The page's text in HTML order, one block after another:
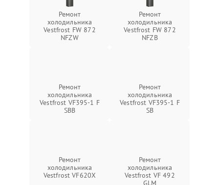
Ремонт
холодильника
Vestfrost FW 872
NFZW
Ремонт
холодильника
Vestfrost FW 872
NFZВ
Ремонт
холодильника
Vestfrost VF395-1 F
SBB
Ремонт
холодильника
Vestfrost VF395-1 F
SB
Ремонт
холодильника
Vestfrost VF620X
Ремонт
холодильника
Vestfrost VF 492
GLM